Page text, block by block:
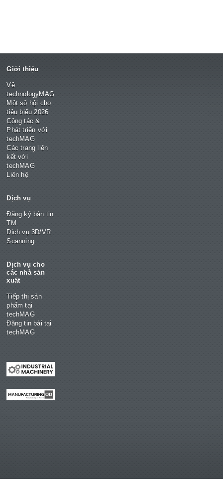
Giới thiệu
Về
technologyMAG
Một số hội chợ
tiêu biểu 2026
Cộng tác &
Phát triển với
techMAG
Các trang liên
kết với
techMAG
Liên hệ
Dịch vụ
Đăng ký bản tin
TM
Dịch vụ 3D/VR
Scanning
Dịch vụ cho
các nhà sản
xuất
Tiếp thị sản
phẩm tại
techMAG
Đăng tin bài tại
techMAG